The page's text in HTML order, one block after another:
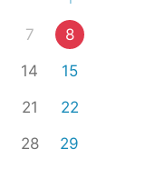
7
8
14
15
21
22
28
29